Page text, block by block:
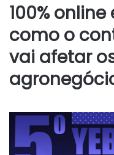
100%
como o
vai afetar